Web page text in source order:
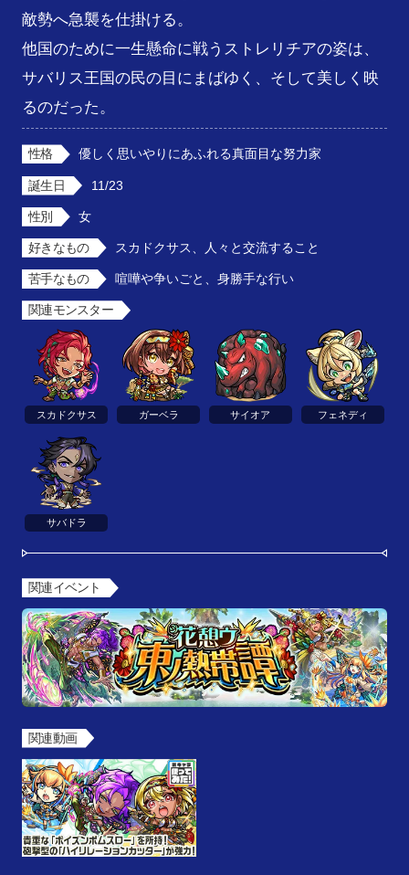
敵勢へ急襲を仕掛ける。
他国のために一生懸命に戦うストレリチアの姿は、
サバリス王国の民の目にまばゆく、そして美しく映
るのだった。
性格 優しく思いやりにあふれる真面目な努力家
誕生日 11/23
性別 女
好きなもの スカドクサス、人々と交流すること
苦手なもの 喧嘩や争いごと、身勝手な行い
関連モンスター
スカドクサス ガーベラ サイオア フェネディ
サバドラ
関連イベント
関連動画